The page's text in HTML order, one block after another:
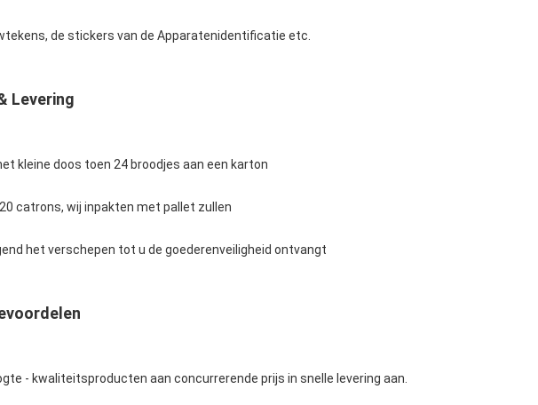
de stickers van de Apparatenidentificatie etc.
Levering
kleine doos toen 24 broodjes aan een karton
catrons, wij inpakten met pallet zullen
het verschepen tot u de goederenveiligheid ontvangt
- kwaliteitsproducten aan concurrerende prijs in snelle levering aan.